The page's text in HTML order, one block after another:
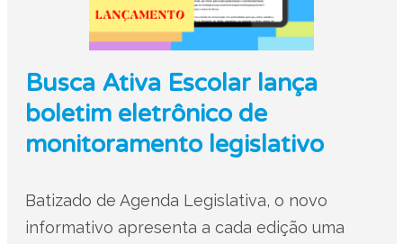
Busca Ativa Escolar lança
boletim eletrônico de
monitoramento legislativo
Batizado de Agenda Legislativa, o novo
informativo apresenta a cada edição uma